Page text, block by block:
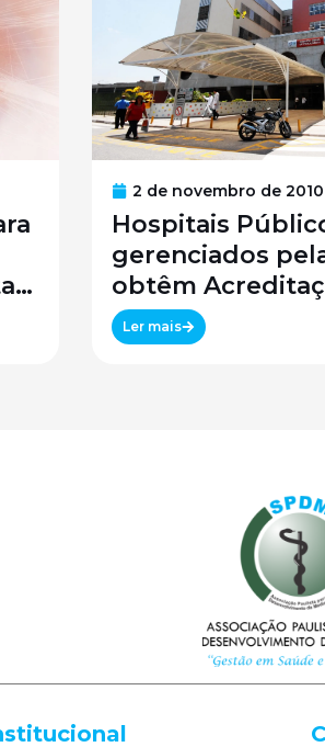
2 de novembro de 2010
Hospitais
gerenciados
obtêm
Canadense
Ler mais